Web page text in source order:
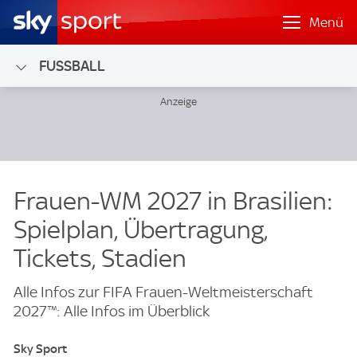
Menü
FUSSBALL
Frauen-WM 2027 in Brasilien:
Spielplan, Übertragung,
Tickets, Stadien
Alle Infos zur FIFA Frauen-Weltmeisterschaft
2027™: Alle Infos im Überblick
Sky Sport